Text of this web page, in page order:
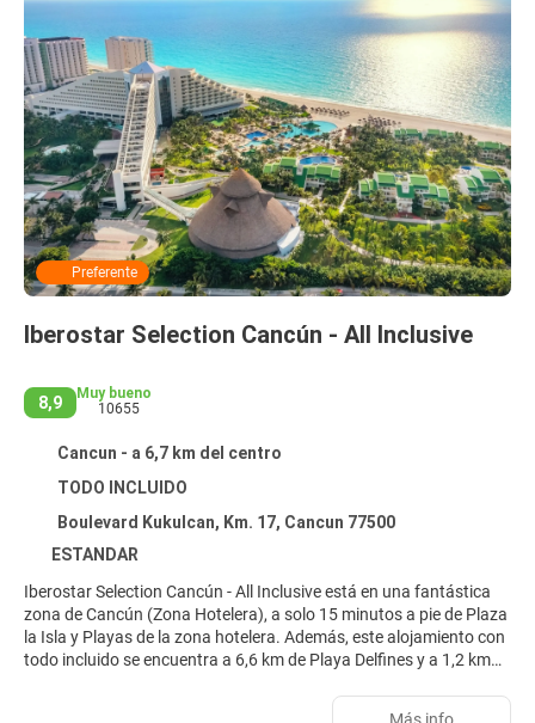
Preferente
Iberostar Selection Cancún - All Inclusive
8,9
Muy bueno
10655
Cancun - a 6,7 km del centro
TODO INCLUIDO
Boulevard Kukulcan, Km. 17, Cancun 77500
ESTANDAR
Iberostar Selection Cancún - All Inclusive está en una fantástica
zona de Cancún (Zona Hotelera), a solo 15 minutos a pie de Plaza
la Isla y Playas de la zona hotelera. Además, este alojamiento con
todo incluido se encuentra a 6,6 km de Playa Delfines y a 1,2 km